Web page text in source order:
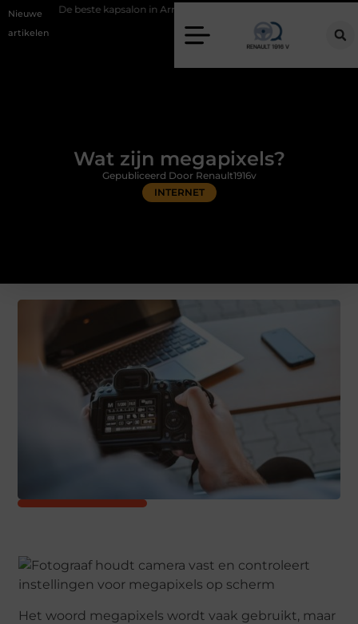
Nieuwe
artikelen
kapsalon in Arnhem: meer dan alleen een knipbeurt
Wat zijn megapixels?
INTERNET
Gepubliceerd Door Renault1916v
Het woord megapixels wordt vaak gebruikt, maar